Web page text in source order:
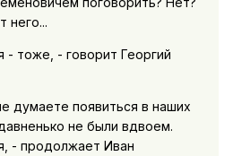
него...
- тоже, - говорит Георгий
думаете появиться в наших
не были вдвоем.
- продолжает Иван